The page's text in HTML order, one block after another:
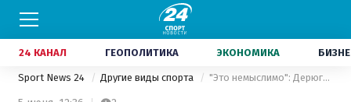
24 КАНАЛ ГЕОПОЛИТИКА ЭКОНОМИКА
Sport News 24 Другие виды спорта "Это немыслимо": Дерюгина разнесла руководство мировой гимнастики за возвращение россиян